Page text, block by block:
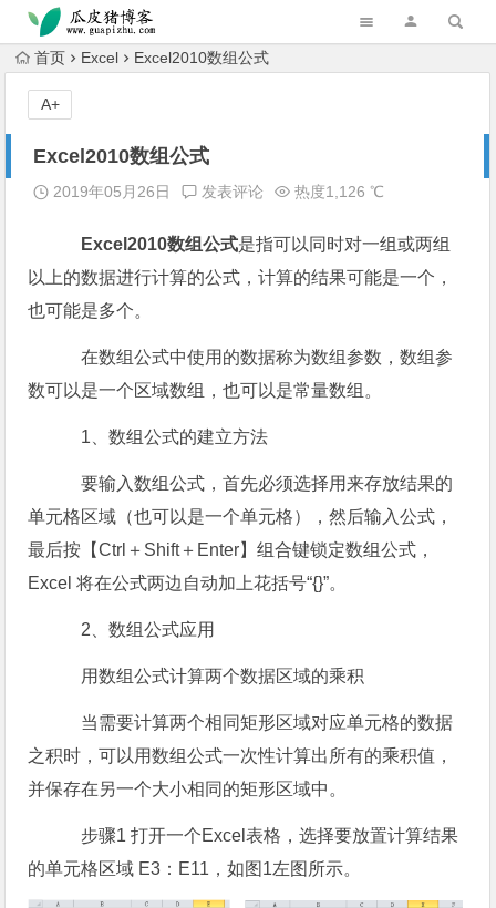
跳转到主内容
首页 Excel Excel2010数组公式
Excel2010数组公式
2019年05月26日 发表评论 热度1,126 ℃
Excel2010数组公式是指可以同时对一组或两组
以上的数据进行计算的公式，计算的结果可能是一个，
也可能是多个。
在数组公式中使用的数据称为数组参数，数组参
数可以是一个区域数组，也可以是常量数组。
1、数组公式的建立方法
要输入数组公式，首先必须选择用来存放结果的
单元格区域（也可以是一个单元格），然后输入公式，
最后按【Ctrl＋Shift＋Enter】组合键锁定数组公式，
Excel 将在公式两边自动加上花括号“{}”。
2、数组公式应用
用数组公式计算两个数据区域的乘积
当需要计算两个相同矩形区域对应单元格的数据
之积时，可以用数组公式一次性计算出所有的乘积值，
并保存在另一个大小相同的矩形区域中。
步骤1 打开一个Excel表格，选择要放置计算结果
的单元格区域 E3：E11，如图1左图所示。
A+